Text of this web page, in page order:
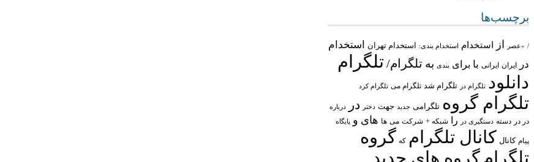
برچسب‌ها
/ «عصر از استخدام استخدام بندی: استخدام تهران
استخدام
در
ایران ایرانی با برای بندی به تلگرام/ تلگرام
دانلود تلگرام در تلگرام شد تلگرام می تلگرام کرد
تلگرام گروه تلگرامی جدید جهت دختر در درباره
در در دسته دستگیری در را شبکه + شرکت می ها های و پایگاه
پیام کانال کانال تلگرام که گروه
تلگرام گروه های جدید